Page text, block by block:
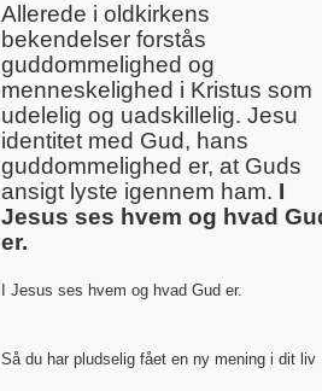
Allerede i oldkirkens
bekendelser forstås
guddommelighed og
menneskelighed i Kristus som
udelelig og uadskillelig. Jesu
identitet med Gud, hans
guddommelighed er, at Guds
ansigt lyste igennem ham. I
Jesus ses hvem og hvad
er.
I Jesus ses hvem og hvad Gud er.
Så du har pludselig fået en ny mening i dit liv